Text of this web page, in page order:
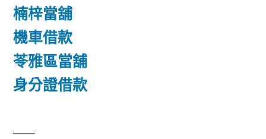
楠梓當舖
機車借款
苓雅區當舖
身分證借款